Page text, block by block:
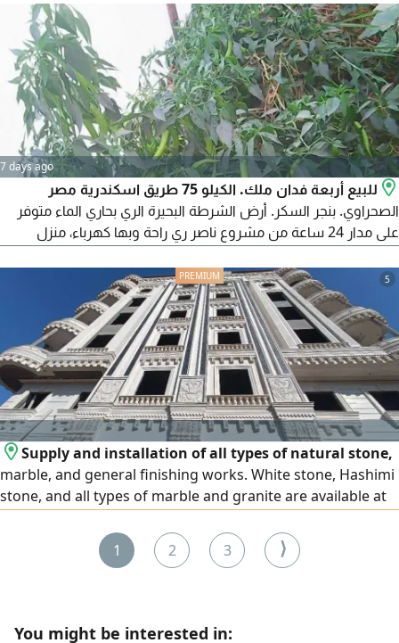
المكتب. المطلوب 3 مليون للفدان الواحد بالاضافة الى أتعاب المكتب.
لا للوسطاء منعا للاحراج، المعاينة برسوم 200 جنيه للجدية
7 days ago
للبيع أربعة فدان ملك. الكيلو 75 طريق اسكندرية مصر
الصحراوي. بنجر السكر. أرض الشرطة البحيرة الري بحاري الماء متوفر
على مدار 24 ساعة من مشروع ناصر ري راحة وبها كهرباء، منزل
مزروعة حاليا خضار وغله وبرسيم ملحوظة الصورة التي في الاعلان من
أرشيف المكتب، المطلوب 8 مليون بالاضافة الى أتعاب المكتب، لا
للوسطاء
5
Supply and installation of all types of natural stone,
marble, and general finishing works. White stone, Hashimi
stone, and all types of marble and granite are available at
Emirates, and export is available to all Arab countries.
1 2 3 ⟩
You might be interested in: